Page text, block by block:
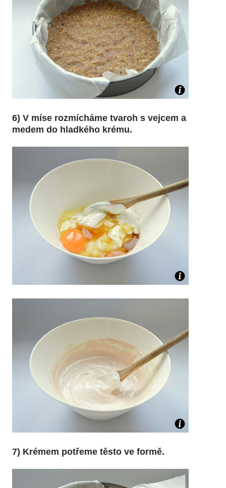
6) V míse rozmícháme tvaroh s vejcem a
medem do hladkého krému.
7) Krémem potřeme těsto ve formě.